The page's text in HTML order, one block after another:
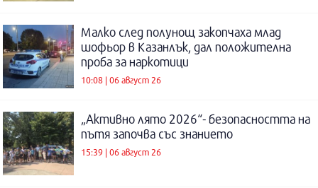
Малко след полунощ закопчаха млад
шофьор в Казанлък, дал положителна
проба за наркотици
10:08 | 06 август 26
„Активно лято 2026“- безопасността на
пътя започва със знанието
15:39 | 06 август 26